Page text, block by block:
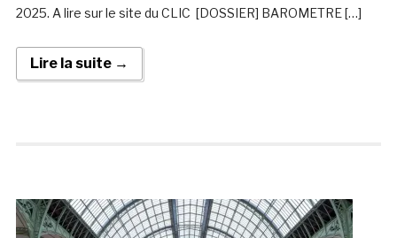
2025. A lire sur le site du CLIC [DOSSIER] BAROMETRE […]
Lire la suite →